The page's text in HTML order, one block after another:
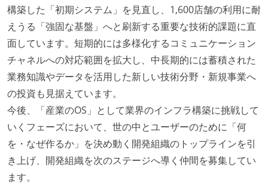
構築した「初期システム」を見直し、1,600店舗の利用に耐
えうる「強固な基盤」へと刷新する重要な技術的課題に直
面しています。短期的には多様化するコミュニケーション
チャネルへの対応範囲を拡大し、中長期的には蓄積された
業務知識やデータを活用した新しい技術分野・新規事業へ
の投資も見据えています。
今後、「産業のOS」として業界のインフラ構築に挑戦して
いくフェーズにおいて、世の中とユーザーのために「何
を・なぜ作るか」を決め動く開発組織のトップラインを引
き上げ、開発組織を次のステージへ導く仲間を募集してい
ます。